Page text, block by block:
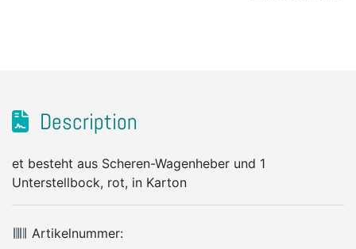
Description
et besteht aus Scheren-Wagenheber und 1
Unterstellbock, rot, in Karton
Artikelnummer: